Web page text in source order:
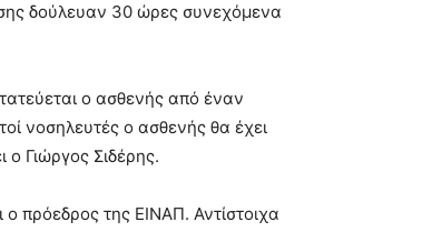
δούλευαν 30 ώρες συνεχόμενα
ο ασθενής από έναν
νοσηλευτές ο ασθενής θα έχει
ο Γιώργος Σιδέρης.
πρόεδρος της ΕΙΝΑΠ. Αντίστοιχα